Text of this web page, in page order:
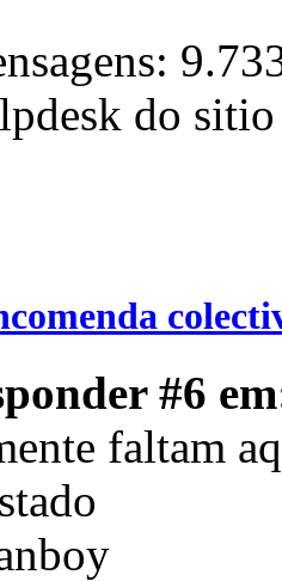
do sitio
#6
faltam